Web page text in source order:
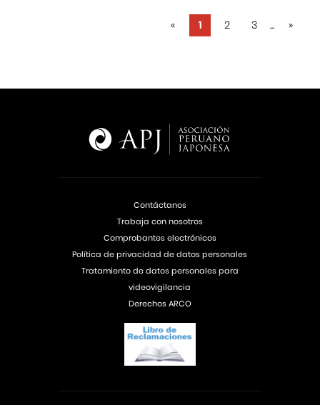
« 1 2 3 ... »
Contáctanos
Trabaja con nosotros
Comprobantes electrónicos
Política de privacidad de datos personales
Tratamiento de datos personales para
videovigilancia
Derechos ARCO